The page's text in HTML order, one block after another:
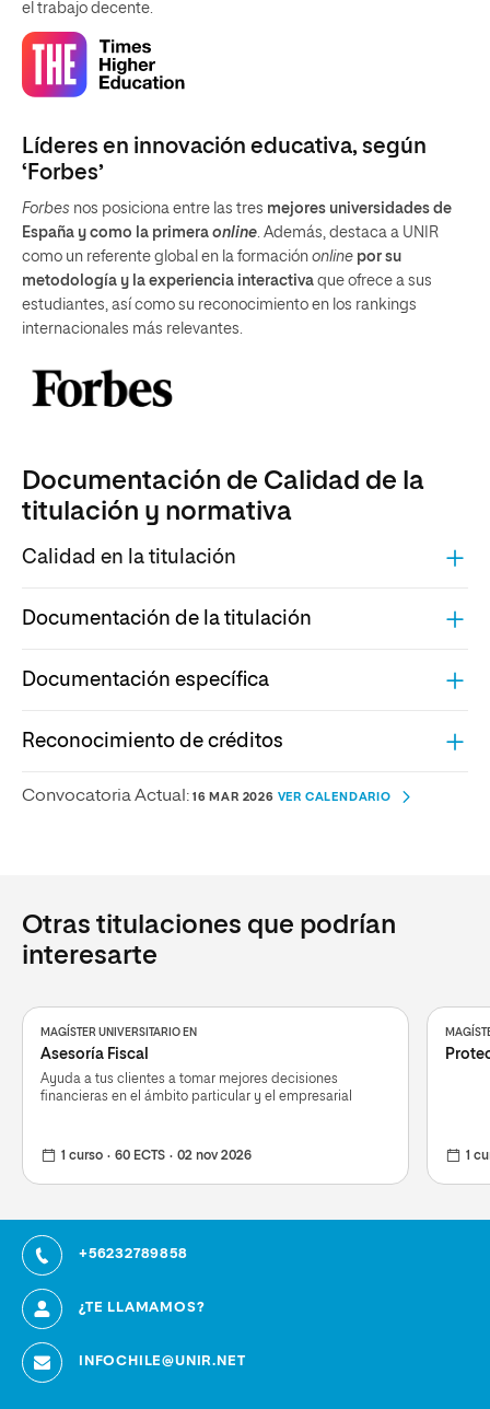
el trabajo decente.
Líderes en innovación educativa, según
‘Forbes’
Forbes nos posiciona entre las tres mejores universidades de
España y como la primera online. Además, destaca a UNIR
como un referente global en la formación online por su
metodología y la experiencia interactiva que ofrece a sus
estudiantes, así como su reconocimiento en los rankings
internacionales más relevantes.
Documentación de Calidad de la
titulación y normativa
Calidad en la titulación
Documentación de la titulación
Documentación específica
Reconocimiento de créditos
Convocatoria Actual: 16 MAR 2026 VER CALENDARIO
Otras titulaciones que podrían
interesarte
MAGÍSTER UNIVERSITARIO EN
Asesoría Fiscal
Ayuda a tus clientes a tomar mejores decisiones
financieras en el ámbito particular y el empresarial
1 curso 60 ECTS 02 nov 2026 1
+56232789858
¿TE LLAMAMOS?
INFOCHILE@UNIR.NET